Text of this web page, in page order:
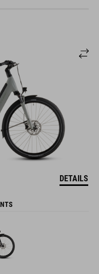
DETAILS